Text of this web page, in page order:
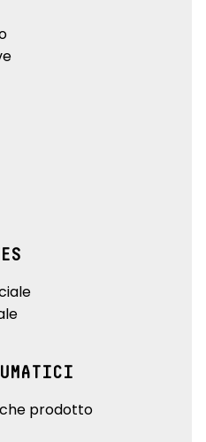
prodotto